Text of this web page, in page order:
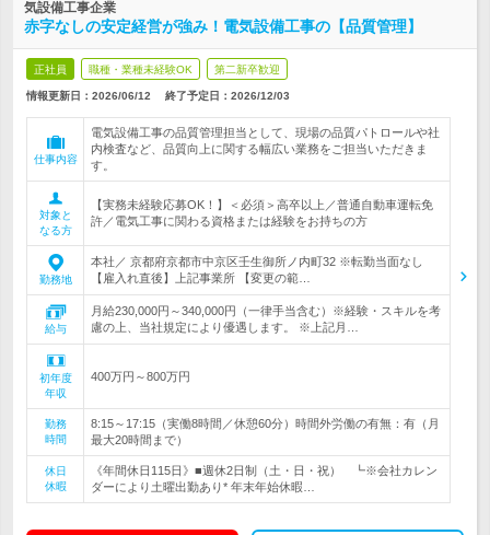
気設備工事企業
赤字なしの安定経営が強み！電気設備工事の【品質管理】
正社員 職種・業種未経験OK 第二新卒歓迎
情報更新日：2026/06/12 終了予定日： 2026/12/03
仕事内容
電気設備工事の品質管理担当として、現場の品質パトロールや社
内検査など、品質向上に関する幅広い業務をご担当いただきま
す。
対象と
なる方
【実務未経験応募OK！】＜必須＞高卒以上／普通自動車運転免
許／電気工事に関わる資格または経験をお持ちの方
勤務地
本社／ 京都府京都市中京区壬生御所ノ内町32 ※転勤当面なし
【雇入れ直後】上記事業所 【変更の範…
給与
月給230,000円～340,000円（一律手当含む）※経験・スキルを考
慮の上、当社規定により優遇します。 ※上記月…
初年度
年収
400万円～800万円
勤務
時間
8:15～17:15（実働8時間／休憩60分）時間外労働の有無：有（月
最大20時間まで）
休日
休暇
《年間休日115日》■週休2日制（土・日・祝） ┗※会社カレン
ダーにより土曜出勤あり* 年末年始休暇…